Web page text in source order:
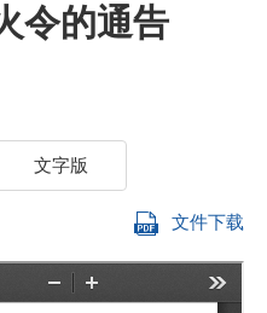
令的通告
文字版
文件下载